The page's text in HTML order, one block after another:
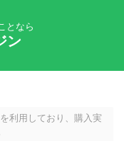
となら
ン
利用しており、購入実